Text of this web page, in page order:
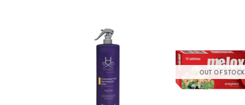
OUT OF STOCK